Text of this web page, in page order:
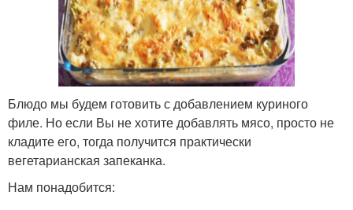
Блюдо мы будем готовить с добавлением куриного
филе. Но если Вы не хотите добавлять мясо, просто не
кладите его, тогда получится практически
вегетарианская запеканка.
Нам понадобится: